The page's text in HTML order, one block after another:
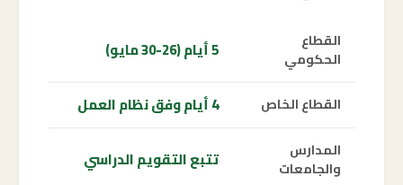
القطاع
الحكومي
5 أيام (26-30 مايو)
القطاع الخاص 4 أيام وفق نظام العمل
المدارس
والجامعات
تتبع التقويم الدراسي